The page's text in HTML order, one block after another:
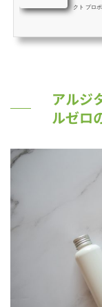
クト プロ
アルジ
ルゼロ